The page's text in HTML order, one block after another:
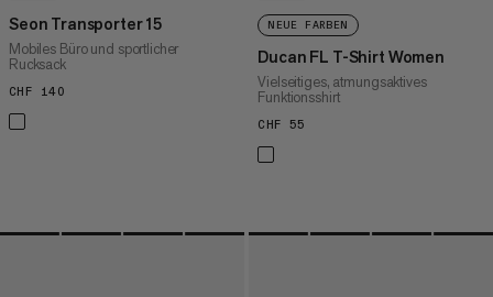
Seon Transporter 15
Mobiles Büro und sportlicher
Rucksack
CHF 140
NEUE FARBEN
Ducan FL T-Shirt Women
Vielseitiges, atmungsaktives
Funktionsshirt
CHF 55